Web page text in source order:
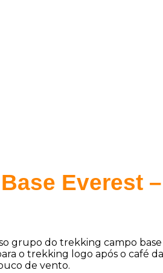
Everest
grupo do trekking campo
o trekking logo após o café
de vento.